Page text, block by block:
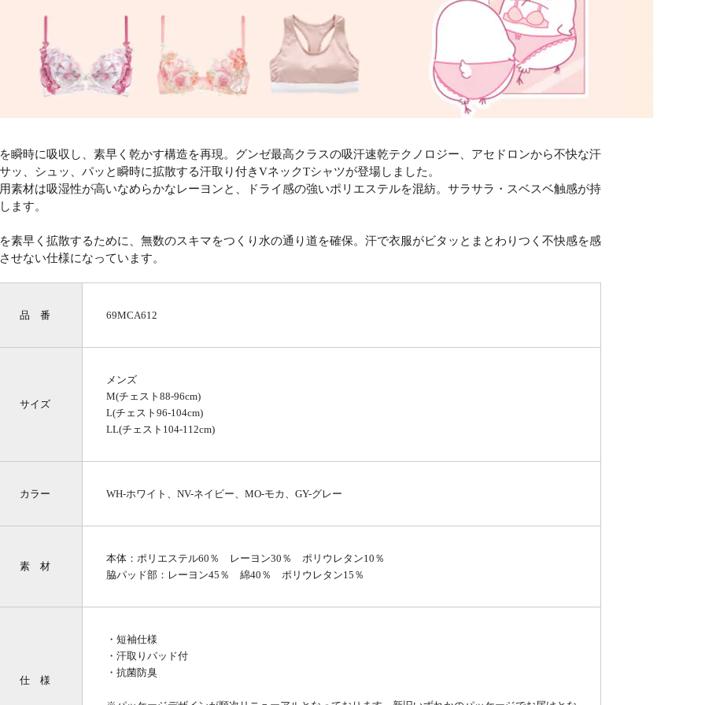
瞬時に吸収し、素早く乾かす構造を再現。グンゼ最高クラスの吸汗速乾テクノロジー、アセドロンから不快な汗
ッ、シュッ、パッと瞬時に拡散する汗取り付きVネックTシャツが登場しました。
素材は吸湿性が高いなめらかなレーヨンと、ドライ感の強いポリエステルを混紡。サラサラ・スベスベ触感が持
ます。
素早く拡散するために、無数のスキマをつくり水の通り道を確保。汗で衣服がビタッとまとわりつく不快感を感
せない仕様になっています。
品 番 69MCA612
サイズ
メンズ
M(チェスト88-96cm)
L(チェスト96-104cm)
LL(チェスト104-112cm)
カラー WH-ホワイト、NV-ネイビー、MO-モカ、GY-グレー
素 材
本体：ポリエステル60％ レーヨン30％ ポリウレタン10％
脇パッド部：レーヨン45％ 綿40％ ポリウレタン15％
仕 様
・短袖仕様
・汗取りパッド付
・抗菌防臭